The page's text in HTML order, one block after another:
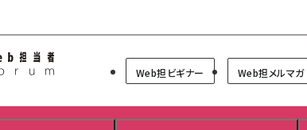
Web担当者Forum
Web担ビギナー Web担メルマガ